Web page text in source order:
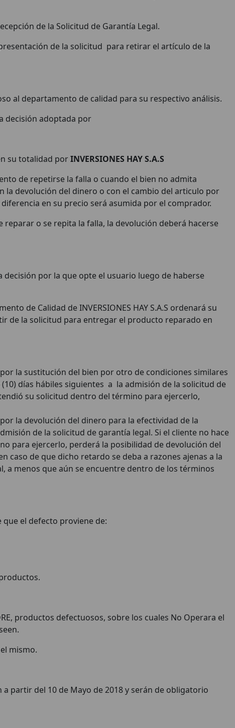
de la Solicitud de Garantía Legal.
de la solicitud para retirar el artículo de la
al departamento de calidad para su respectivo análisis.
decisión adoptada por
su totalidad porINVERSIONES HAY S.A.S
de repetirse la falla o cuando el bien no admita
la devolución del dinero o con el cambio del articulo por
en su precio será asumida por el comprador.
o se repita la falla, la devolución deberá hacerse
por la que opte el usuario luego de haberse
de Calidad de INVERSIONES HAY S.A.S ordenará su
de la solicitud para entregar el producto reparado en
la sustitución del bien por otro de condiciones similares
días hábiles siguientes a la admisión de la solicitud de
su solicitud dentro del término para ejercerlo,
la devolución del dinero para la efectividad de la
de la solicitud de garantía legal. Si el cliente no hace
para ejercerlo, perderá la posibilidad de devolución del
de que dicho retardo se deba a razones ajenas a la
a menos que aún se encuentre dentro de los términos
el defecto proviene de:
productos defectuosos, sobre los cuales No Operara el
mismo.
partir del 10 de Mayo de 2018 y serán de obligatorio